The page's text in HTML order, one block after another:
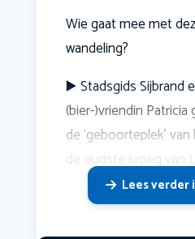
Wie gaat mee met
wandeling?
▶️ Stadsgids Sijbrand
(bier-)vriendin
de ‘geboorteplek’
de oudste kroeg van
Lees verder